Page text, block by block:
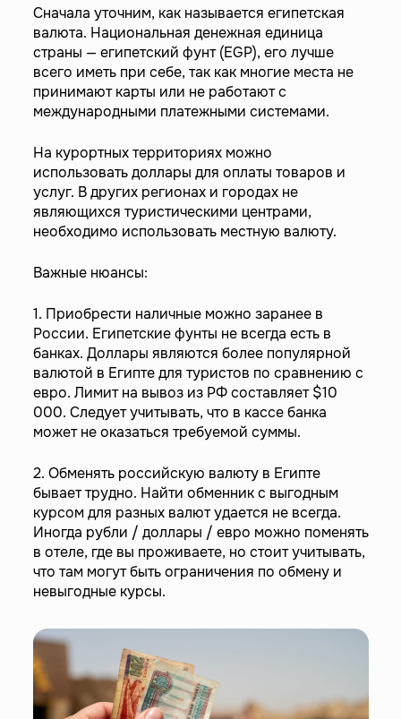
Сначала уточним, как называется египетская
валюта. Национальная денежная единица
страны — египетский фунт (EGP), его лучше
всего иметь при себе, так как многие места не
принимают карты или не работают с
международными платежными системами.
На курортных территориях можно
использовать доллары для оплаты товаров и
услуг. В других регионах и городах не
являющихся туристическими центрами,
необходимо использовать местную валюту.
Важные нюансы:
1. Приобрести наличные можно заранее в
России. Египетские фунты не всегда есть в
банках. Доллары являются более популярной
валютой в Египте для туристов по сравнению с
евро. Лимит на вывоз из РФ составляет $10
000. Следует учитывать, что в кассе банка
может не оказаться требуемой суммы.
2. Обменять российскую валюту в Египте
бывает трудно. Найти обменник с выгодным
курсом для разных валют удается не всегда.
Иногда рубли / доллары / евро можно поменять
в отеле, где вы проживаете, но стоит учитывать,
что там могут быть ограничения по обмену и
невыгодные курсы.